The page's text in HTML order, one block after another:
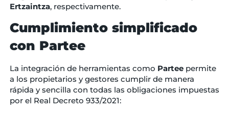
Ertzaintza, respectivamente.
Cumplimiento simplificado
con Partee
La integración de herramientas como Parteepermite
a los propietarios y gestores cumplir de manera
rápida y sencilla con todas las obligaciones impuestas
por el Real Decreto 933/2021: